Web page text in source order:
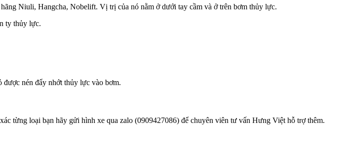
Niuli, Hangcha, Nobelift. Vị trị của nó nằm ở dưới tay cầm và ở trên bơm thủy lực.
ty thủy lực.
nén đẩy nhớt thủy lực vào bơm.
từng loại bạn hãy gửi hình xe qua zalo (0909427086) để chuyên viên tư vấn Hưng Việt hỗ trợ thêm.